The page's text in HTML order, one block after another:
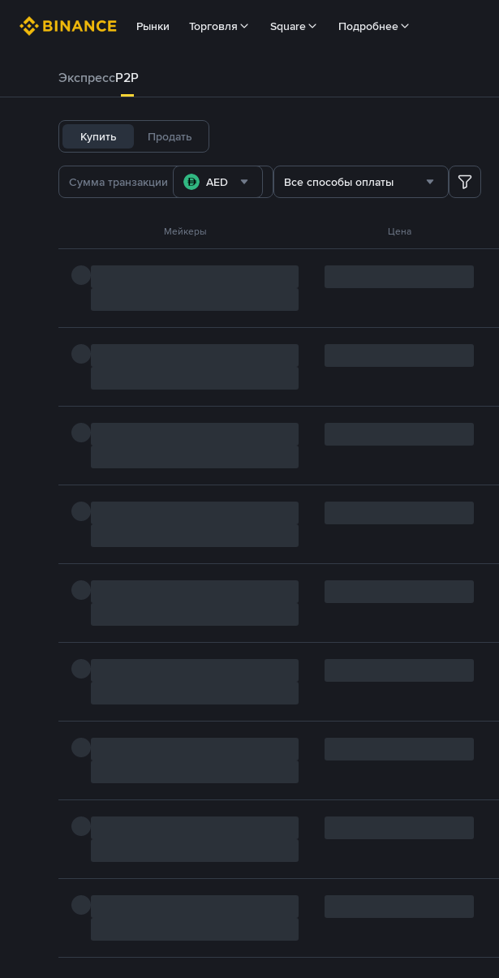
Рынки Торговля Square Подробнее
ЭкспрессP2P
Купить Продать
AED Все способы оплаты
Мейкеры Цена